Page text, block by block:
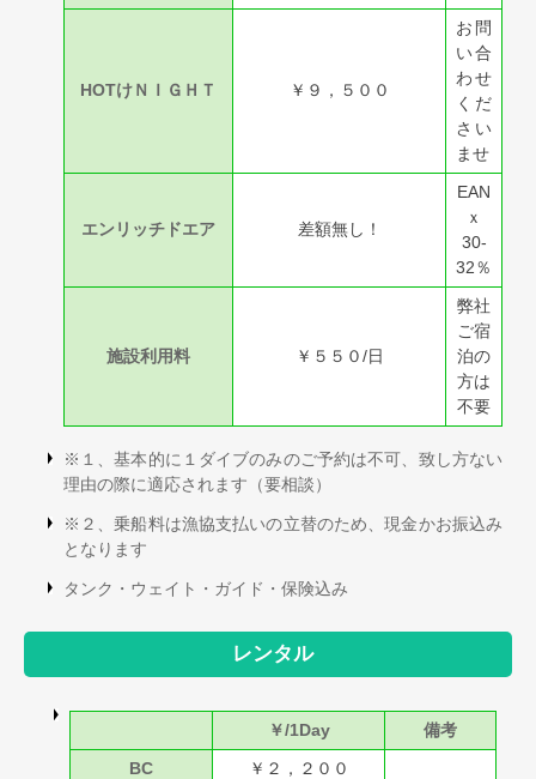
HOTけＮＩＧＨＴ ￥９，５００
お問
い合
わせ
くだ
さい
ませ
エンリッチドエア 差額無し！
EAN
ｘ
30-
32％
施設利用料 ￥５５０/日
弊社
ご宿
泊の
方は
不要
※１、基本的に１ダイブのみのご予約は不可、致し方ない
理由の際に適応されます（要相談）
※２、乗船料は漁協支払いの立替のため、現金かお振込み
となります
タンク・ウェイト・ガイド・保険込み
レンタル
￥/1Day
備考
BC
￥２，２００